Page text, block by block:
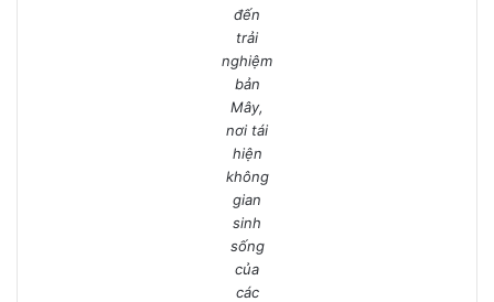
đến
trải
nghiệm
bản
Mây,
nơi tái
hiện
không
gian
sinh
sống
của
các